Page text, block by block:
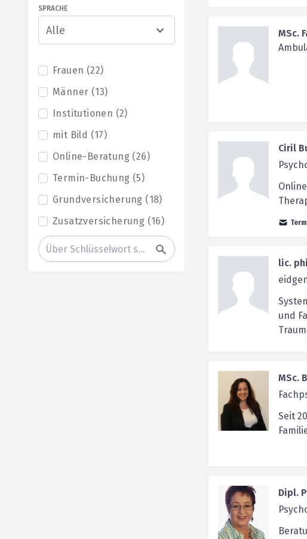
SPRACHE
Alle
Frauen (22)
Männer (13)
Institutionen (2)
mit Bild (17)
Online-Beratung (26)
Termin-Buchung (5)
Grundversicherung (18)
Zusatzversicherung (16)
MSc.
Ciril
lic.
und
MSc.
Seit
Dipl.